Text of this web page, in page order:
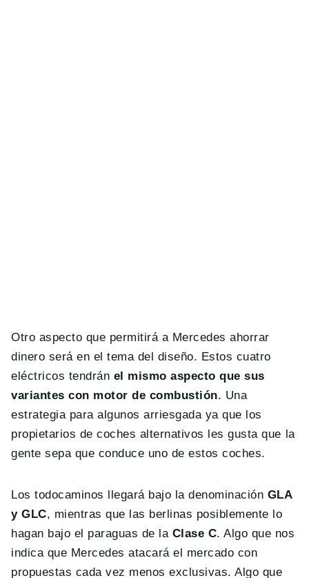
Otro aspecto que permitirá a Mercedes ahorrar
dinero será en el tema del diseño. Estos cuatro
eléctricos tendrán el mismo aspecto que sus
variantes con motor de combustión. Una
estrategia para algunos arriesgada ya que los
propietarios de coches alternativos les gusta que la
gente sepa que conduce uno de estos coches.
Los todocaminos llegará bajo la denominación GLA
y GLC, mientras que las berlinas posiblemente lo
hagan bajo el paraguas de la Clase C. Algo que nos
indica que Mercedes atacará el mercado con
propuestas cada vez menos exclusivas. Algo que